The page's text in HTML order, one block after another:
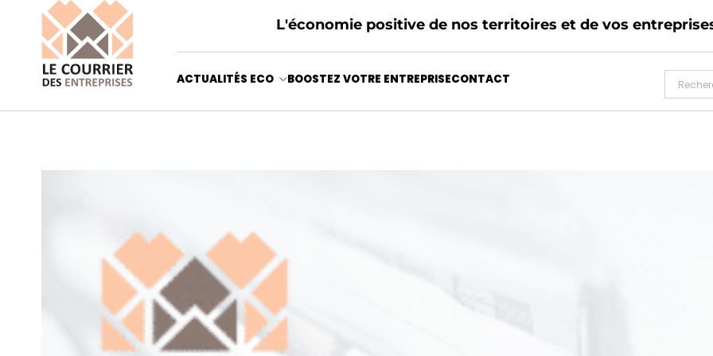
L'économie positive de nos territoires et de vos
ACTUALITÉS ECO BOOSTEZ VOTRE ENTREPRISECONTACT